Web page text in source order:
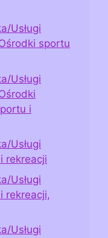
Usługi
sportu
Usługi
i
Usługi
rekreacji
Usługi
rekreacji,
Usługi